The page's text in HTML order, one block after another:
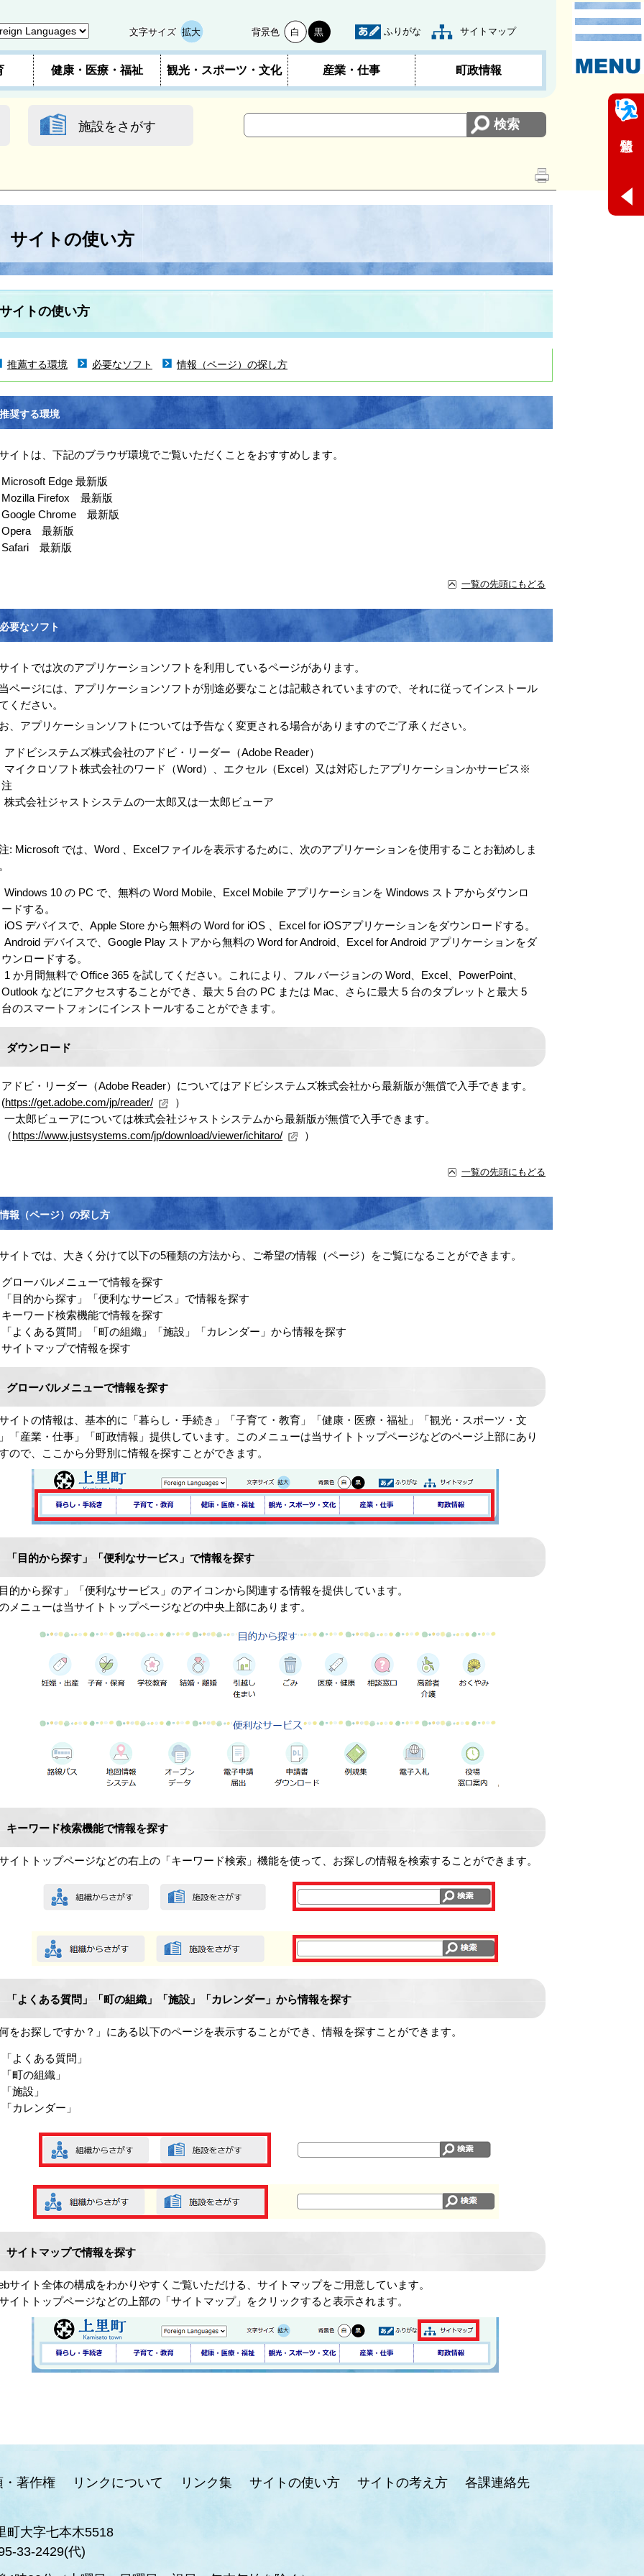
文字サイズ 拡大 背景色 白 黒 ふりがな サイトマップ
健康・医療・福祉 観光・スポーツ・文化 産業・仕事 町政情報
施設をさがす
サイトの使い方
サイトの使い方
推薦する環境 必要なソフト 情報（ページ）の探し方
推奨する環境
イトは、下記のブラウザ環境でご覧いただくことをおすすめします。
Microsoft Edge 最新版
Mozilla Firefox 最新版
Google Chrome 最新版
Opera 最新版
Safari 最新版
一覧の先頭にもどる
必要なソフト
イトでは次のアプリケーションソフトを利用しているページがあります。
ページには、アプリケーションソフトが別途必要なことは記載されていますので、それに従ってインストール
ください。
、アプリケーションソフトについては予告なく変更される場合がありますのでご了承ください。
アドビシステムズ株式会社のアドビ・リーダー（Adobe Reader）
マイクロソフト株式会社のワード（Word）、エクセル（Excel）又は対応したアプリケーションかサービス※
注
株式会社ジャストシステムの一太郎又は一太郎ビューア
: Microsoft では、Word 、Excelファイルを表示するために、次のアプリケーションを使用することお勧めしま
Windows 10 の PC で、無料の Word Mobile、Excel Mobile アプリケーションを Windows ストアからダウンロ
ードする。
iOS デバイスで、Apple Store から無料の Word for iOS 、Excel for iOSアプリケーションをダウンロードする。
Android デバイスで、Google Play ストアから無料の Word for Android、Excel for Android アプリケーションをダ
ウンロードする。
1 か月間無料で Office 365 を試してください。これにより、フル バージョンの Word、Excel、PowerPoint、
Outlook などにアクセスすることができ、最大 5 台の PC または Mac、さらに最大 5 台のタブレットと最大 5
台のスマートフォンにインストールすることができます。
ダウンロード
アドビ・リーダー（Adobe Reader）についてはアドビシステムズ株式会社から最新版が無償で入手できます。
(https://get.adobe.com/jp/reader/
）
一太郎ビューアについては株式会社ジャストシステムから最新版が無償で入手できます。
（https://www.justsystems.com/jp/download/viewer/ichitaro/ ）
一覧の先頭にもどる
情報（ページ）の探し方
イトでは、大きく分けて以下の5種類の方法から、ご希望の情報（ページ）をご覧になることができます。
グローバルメニューで情報を探す
「目的から探す」「便利なサービス」で情報を探す
キーワード検索機能で情報を探す
「よくある質問」「町の組織」「施設」「カレンダー」から情報を探す
サイトマップで情報を探す
グローバルメニューで情報を探す
イトの情報は、基本的に「暮らし・手続き」「子育て・教育」「健康・医療・福祉」「観光・スポーツ・文
「産業・仕事」「町政情報」提供しています。このメニューは当サイトトップページなどのページ上部にあり
ので、ここから分野別に情報を探すことができます。
「目的から探す」「便利なサービス」で情報を探す
的から探す」「便利なサービス」のアイコンから関連する情報を提供しています。
メニューは当サイトトップページなどの中央上部にあります。
キーワード検索機能で情報を探す
イトトップページなどの右上の「キーワード検索」機能を使って、お探しの情報を検索することができます。
「よくある質問」「町の組織」「施設」「カレンダー」から情報を探す
をお探しですか？」にある以下のページを表示することができ、情報を探すことができます。
「よくある質問」
「町の組織」
「施設」
「カレンダー」
サイトマップで情報を探す
サイト全体の構成をわかりやすくご覧いただける、サイトマップをご用意しています。
イトトップページなどの上部の「サイトマップ」をクリックすると表示されます。
・著作権 リンクについて リンク集 サイトの使い方 サイトの考え方 各課連絡先
大字七本木5518
33-2429(代)